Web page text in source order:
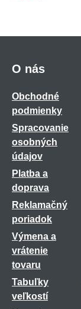
O nás
Obchodné
podmienky
Spracovanie
osobných
údajov
Platba a
doprava
Reklamačný
poriadok
Výmena a
vrátenie
tovaru
Tabuľky
veľkostí